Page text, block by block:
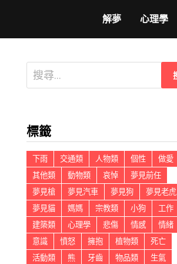
解夢 心理學
搜
尋
字:
標籤
下雨 交通類 人物類 個性
做愛
其他類
動物類 哀悼
夢見前任
夢見槍
夢見汽車 夢見狗
夢見老虎
夢見貓
媽媽 宗教類 小狗
工作
建築類
心理學 悲傷 情感
情緒
意識
憤怒 擁抱 植物類
死亡
活動類
熊 牙齒 物品類 生氣